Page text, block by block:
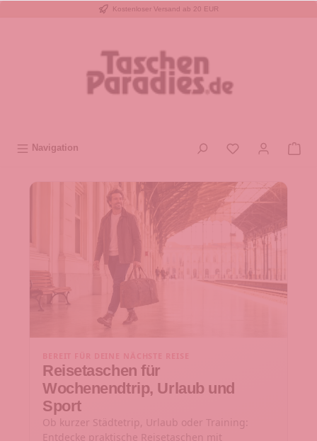
Kostenloser Versand ab 20 EUR
Navigation
Reisetaschen für
Wochenendtrip, Urlaub und
Sport
Ob kurzer Städtetrip, Urlaub oder Training:
Entdecke praktische Reisetaschen mit